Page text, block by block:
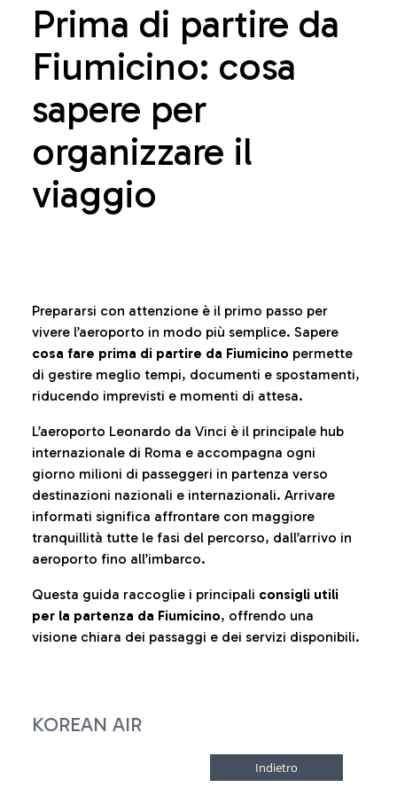
Prima di partire da
Fiumicino: cosa
sapere per
organizzare il
viaggio
Prepararsi con attenzione è il primo passo per
vivere l’aeroporto in modo più semplice. Sapere
cosa fare prima di partire da Fiumicino permette
di gestire meglio tempi, documenti e spostamenti,
riducendo imprevisti e momenti di attesa.
L’aeroporto Leonardo da Vinci è il principale hub
internazionale di Roma e accompagna ogni
giorno milioni di passeggeri in partenza verso
destinazioni nazionali e internazionali. Arrivare
informati significa affrontare con maggiore
tranquillità tutte le fasi del percorso, dall’arrivo in
aeroporto fino all’imbarco.
Questa guida raccoglie i principali consigli utili
per la partenza da Fiumicino, offrendo una
visione chiara dei passaggi e dei servizi disponibili.
KOREAN AIR